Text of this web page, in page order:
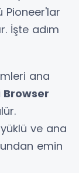
Pioneer'lar
İşte adım
ana
Browser
ve ana
emin